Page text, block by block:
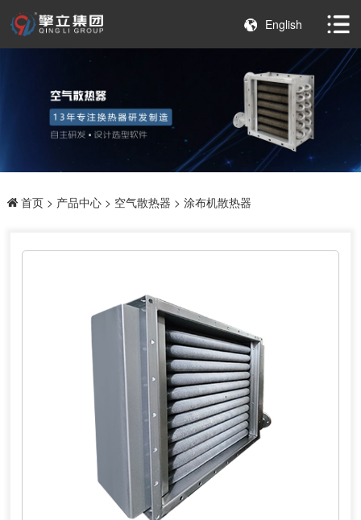
English
首页> 产品中心> 空气散热器 > 涂布机散热器